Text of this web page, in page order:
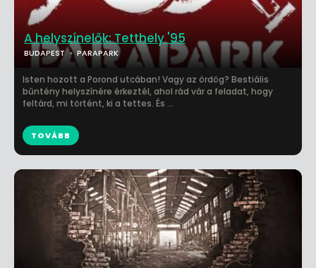
A helyszínelők: Tetthely '95
BUDAPEST PARAPARK
Isten hozott a Porond utcában! Vagy az ördög? Bestiális
bűntény helyszínére érkeztél, ahol rád vár a feladat, hogy
feltárd, mi történt, ki a tettes. És ...
TOVÁBB